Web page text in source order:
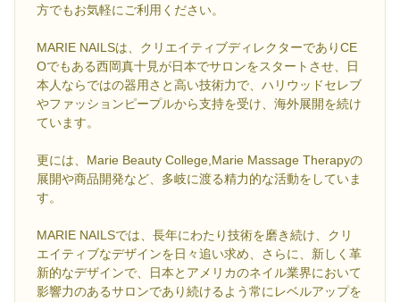
方でもお気軽にご利用ください。
MARIE NAILSは、クリエイティブディレクターでありCE
Oでもある西岡真十見が日本でサロンをスタートさせ、日
本人ならではの器用さと高い技術力で、ハリウッドセレブ
やファッションピープルから支持を受け、海外展開を続け
ています。
更には、Marie Beauty College,Marie Massage Therapyの
展開や商品開発など、多岐に渡る精力的な活動をしていま
す。
MARIE NAILSでは、長年にわたり技術を磨き続け、クリ
エイティブなデザインを日々追い求め、さらに、新しく革
新的なデザインで、日本とアメリカのネイル業界において
影響力のあるサロンであり続けるよう常にレベルアップを